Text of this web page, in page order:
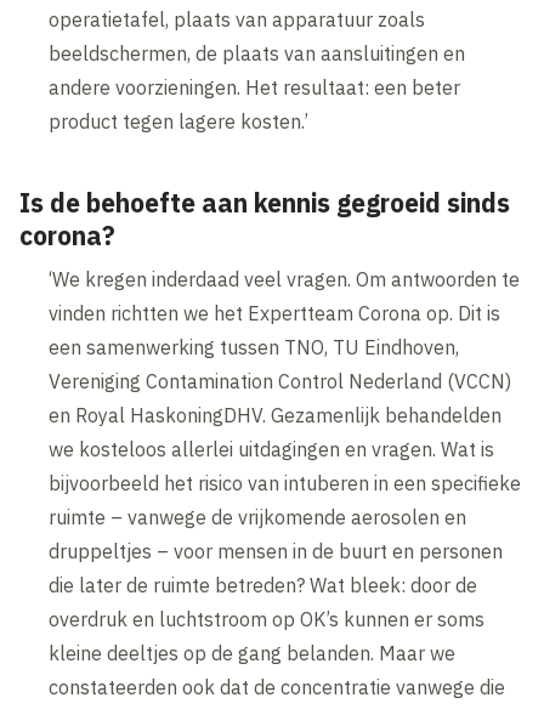
operatietafel, plaats van apparatuur zoals
beeldschermen, de plaats van aansluitingen en
andere voorzieningen. Het resultaat: een beter
product tegen lagere kosten.’
Is de behoefte aan kennis gegroeid sinds
corona?
‘We kregen inderdaad veel vragen. Om antwoorden te
vinden richtten we het Expertteam Corona op. Dit is
een samenwerking tussen TNO, TU Eindhoven,
Vereniging Contamination Control Nederland (VCCN)
en Royal HaskoningDHV. Gezamenlijk behandelden
we kosteloos allerlei uitdagingen en vragen. Wat is
bijvoorbeeld het risico van intuberen in een specifieke
ruimte – vanwege de vrijkomende aerosolen en
druppeltjes – voor mensen in de buurt en personen
die later de ruimte betreden? Wat bleek: door de
overdruk en luchtstroom op OK’s kunnen er soms
kleine deeltjes op de gang belanden. Maar we
constateerden ook dat de concentratie vanwege die